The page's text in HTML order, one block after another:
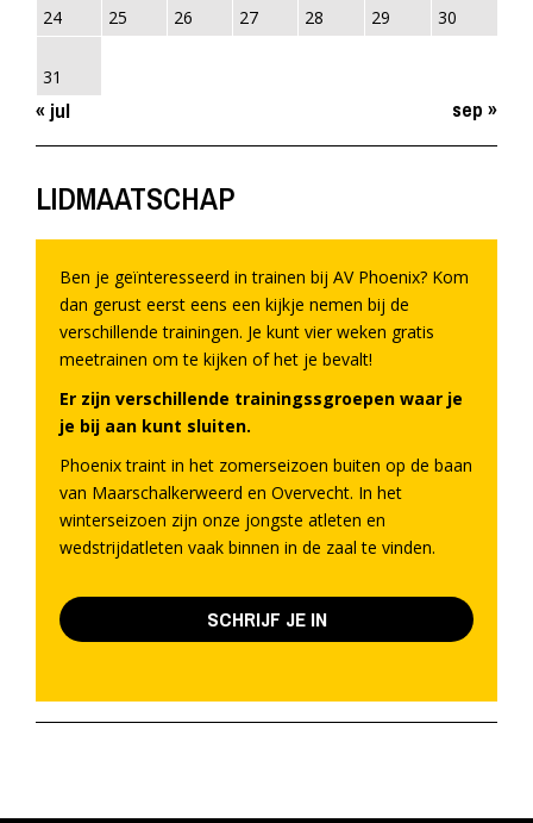
24 25 26 27 28 29 30
31
« jul sep »
LIDMAATSCHAP
Ben je geïnteresseerd in trainen bij AV Phoenix? Kom
dan gerust eerst eens een kijkje nemen bij de
verschillende trainingen. Je kunt vier weken gratis
meetrainen om te kijken of het je bevalt!
Er zijn verschillende trainingssgroepen waar je
je bij aan kunt sluiten.
Phoenix traint in het zomerseizoen buiten op de baan
van Maarschalkerweerd en Overvecht. In het
winterseizoen zijn onze jongste atleten en
wedstrijdatleten vaak binnen in de zaal te vinden.
SCHRIJF JE IN